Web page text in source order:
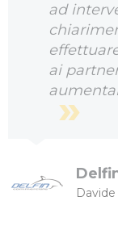
ad
ai